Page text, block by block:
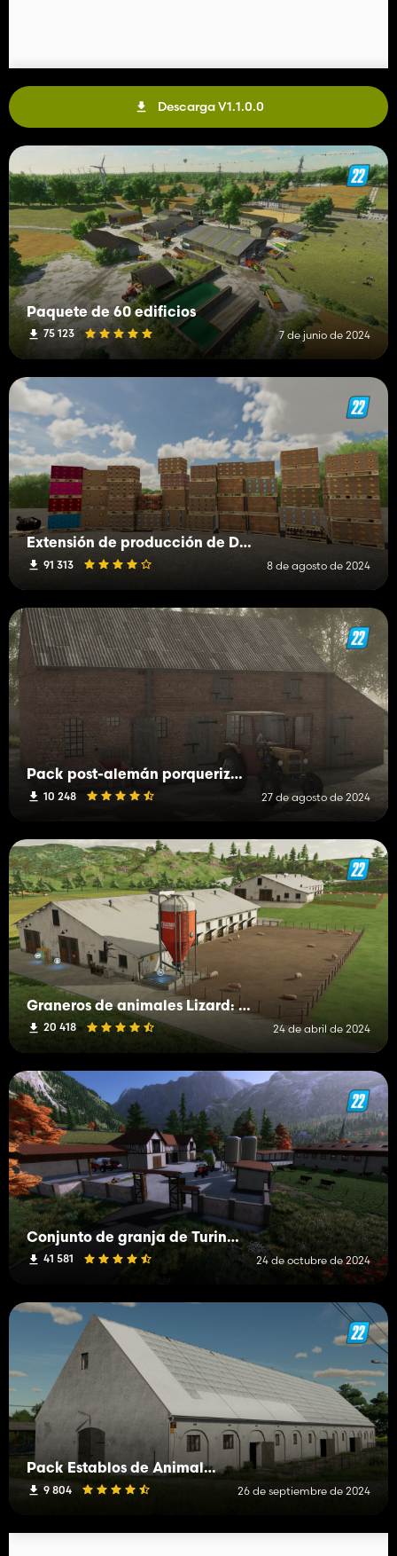
Descarga V1.1.0.0
Paquete de 60 edificios
75 123 7 de junio de 2024
Extensión de producción de Dragon's Den
91 313 8 de agosto de 2024
Pack post-alemán porqueriza y establo de vacas
10 248 27 de agosto de 2024
Graneros de animales Lizard: pastos expandibles listos
20 418 24 de abril de 2024
Conjunto de granja de Turingia
41 581 24 de octubre de 2024
Pack Establos de Animales PGR
9 804 26 de septiembre de 2024